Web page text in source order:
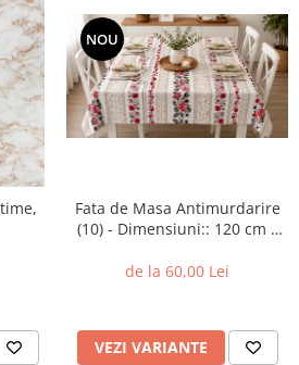
NOU
Fata de Masa Antimurdarire
(10) - Dimensiuni:: 120 cm x
de la 60,00 Lei
VEZI VARIANTE